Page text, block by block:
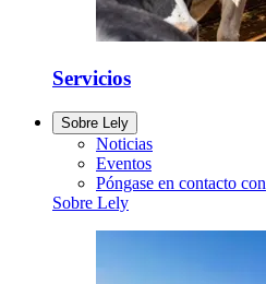
Servicios
Sobre Lely
Noticias
Eventos
Póngase en contacto con
Sobre Lely